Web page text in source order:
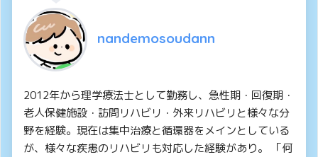
nandemosoudann
2012年から理学療法士として勤務し、急性期・回復期・
老人保健施設・訪問リハビリ・外来リハビリと様々な分
野を経験。現在は集中治療と循環器をメインとしている
が、様々な疾患のリハビリも対応した経験があり。 「何